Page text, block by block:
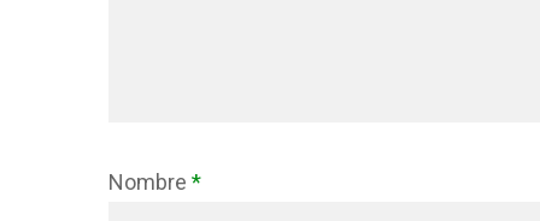
Nombre *